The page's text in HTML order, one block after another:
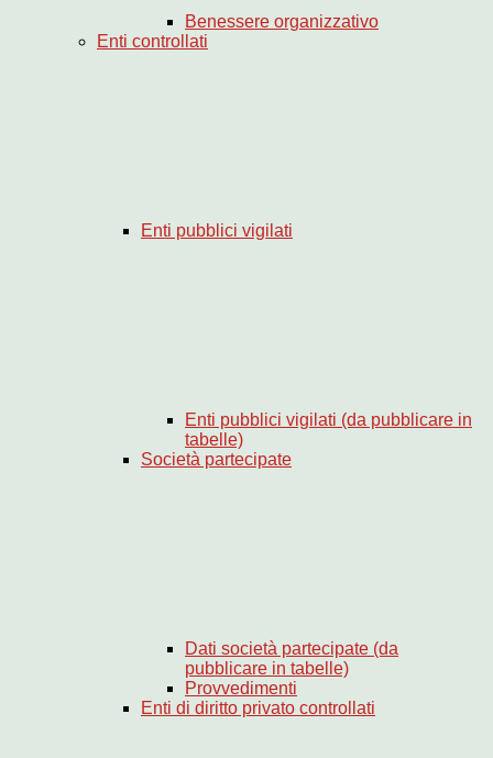
Benessere organizzativo
Enti controllati
Enti pubblici vigilati
Enti pubblici vigilati (da pubblicare in
tabelle)
Società partecipate
Dati società partecipate (da
pubblicare in tabelle)
Provvedimenti
Enti di diritto privato controllati